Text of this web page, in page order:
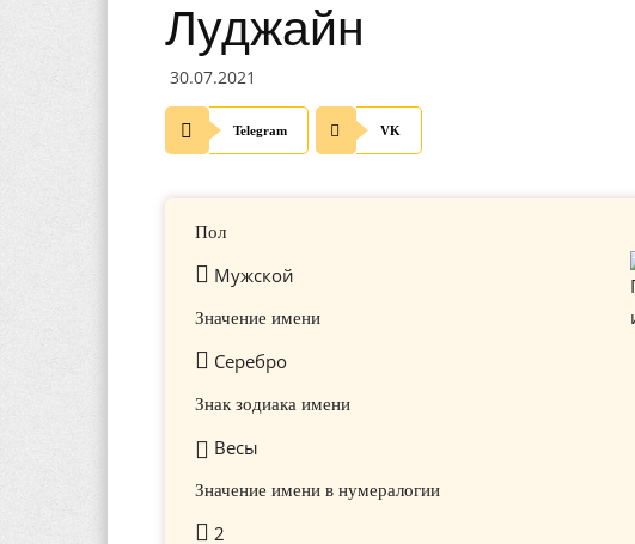
Луджайн
30.07.2021
Telegram VK
Пол
Мужской
Значение имени
Серебро
Знак зодиака имени
Весы
Значение имени в нумералогии
2